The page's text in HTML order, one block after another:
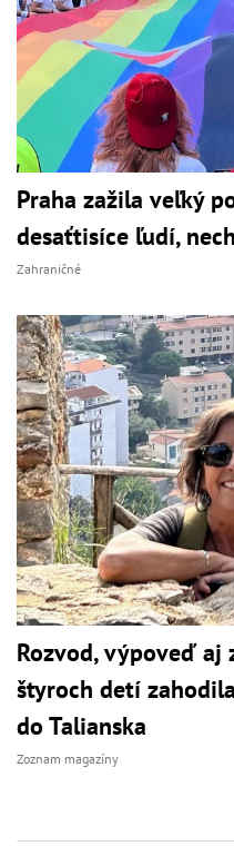
Praha zažila veľký
desaťtisíce ľudí,
Zahraničné
Rozvod, výpoveď aj
štyroch detí
do Talianska
Zoznam magazíny